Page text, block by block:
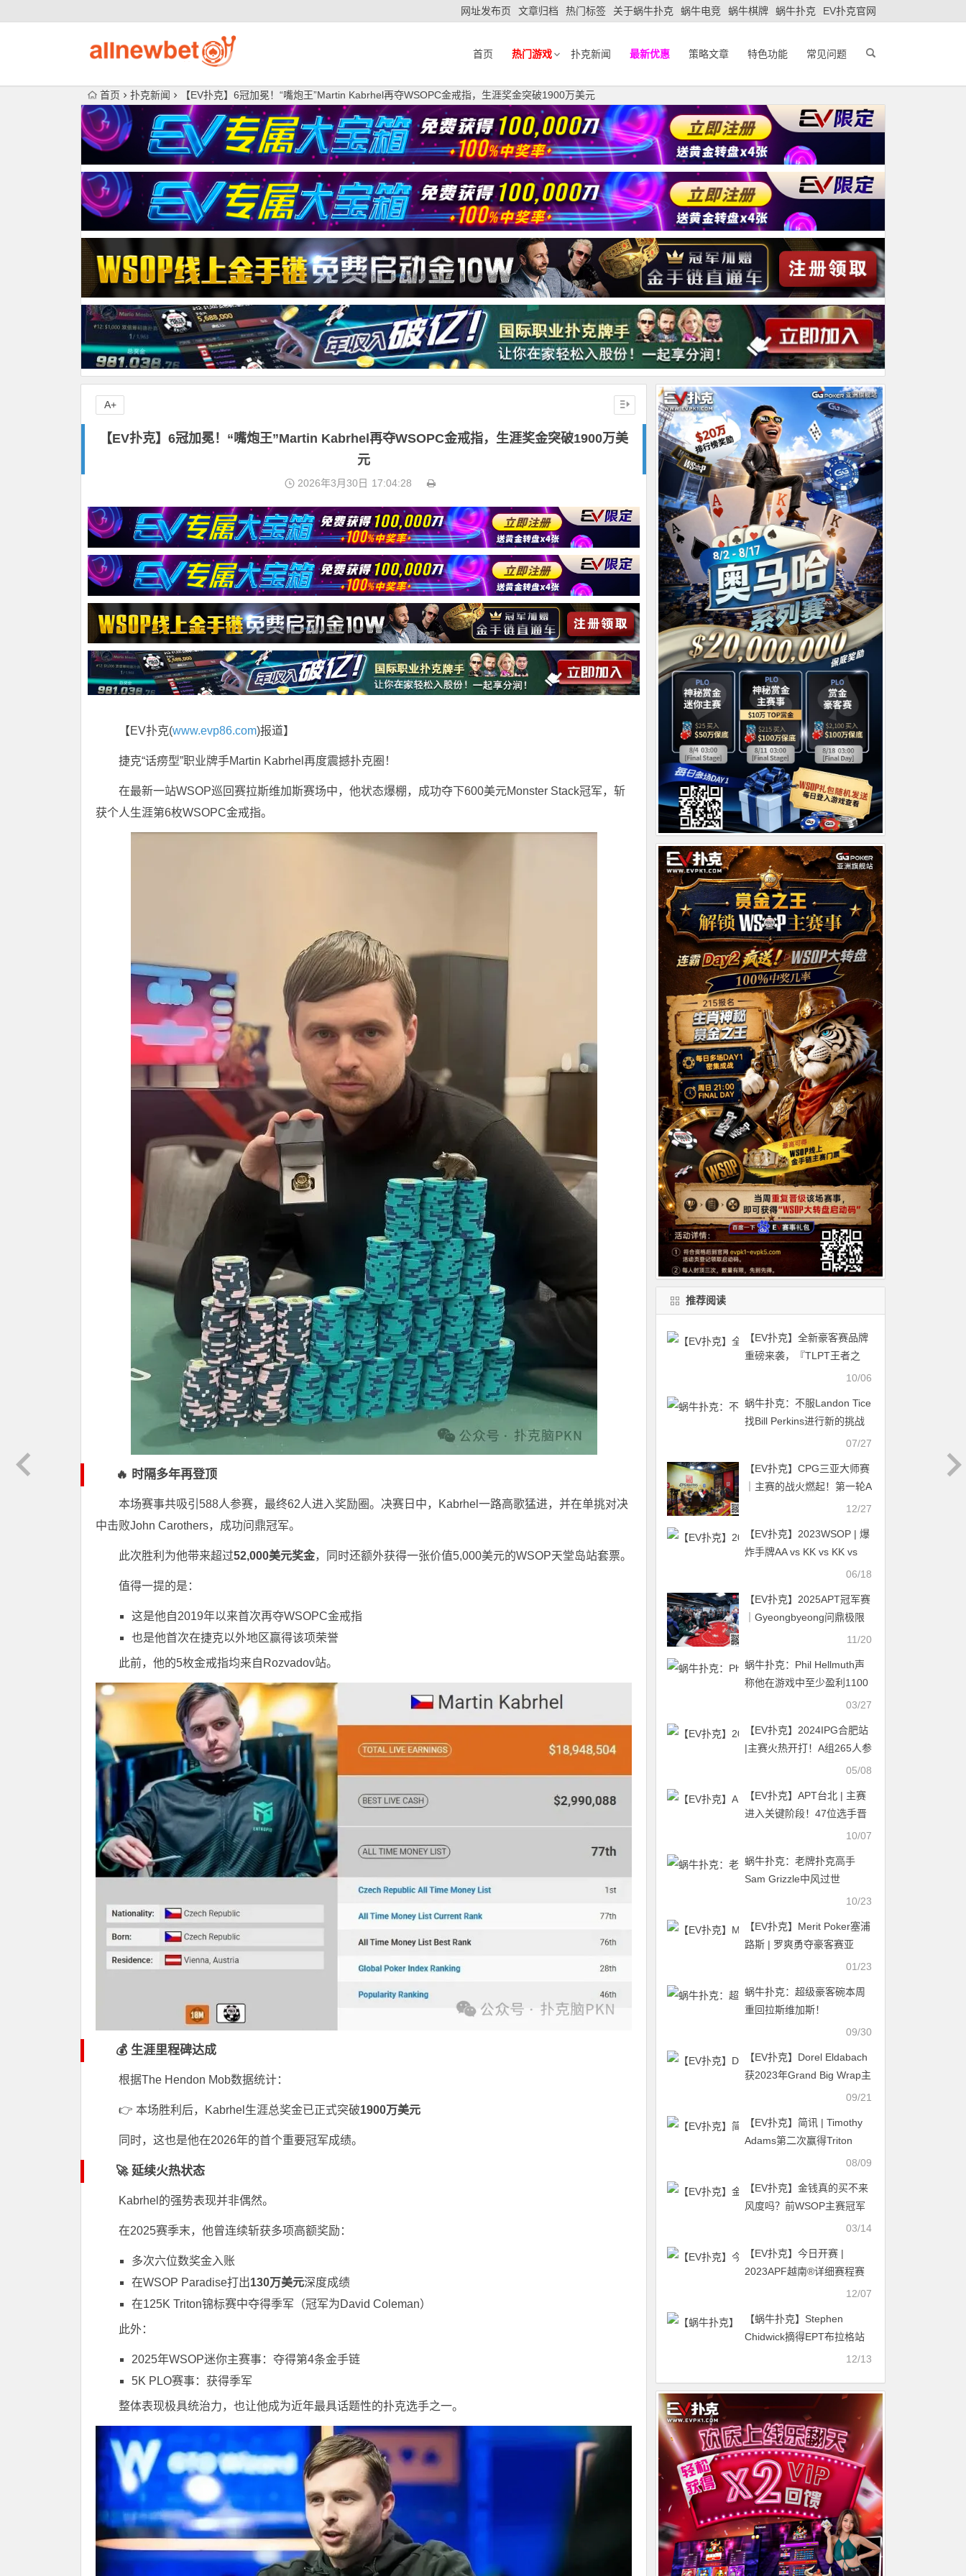
网址发布页 文章归档 热门标签 关于蜗牛扑克 蜗牛电竞 蜗牛棋牌 蜗牛扑克 EV扑克官网
首页 热门游戏 扑克新闻 最新优惠 策略文章 特色功能 常见问题
首页 扑克新闻 【EV扑克】6冠加冕！“嘴炮王”Martin Kabrhel再夺WSOPC金戒指，生涯奖金突破1900万美元
【EV扑克】6冠加冕！“嘴炮王”Martin Kabrhel再夺WSOPC金戒指，生涯奖金突破1900万美
元
2026年3月30日 17:04:28
【EV扑克(www.evp86.com)报道】
捷克“话痨型”职业牌手Martin Kabrhel 再度震撼扑克圈！
在最新一站WSOP巡回赛拉斯维加斯赛场中，他状态爆棚，成功夺下600美元Monster Stack冠军，斩
获个人生涯第6枚WSOPC金戒指。
🔥 时隔多年再登顶
本场赛事共吸引588人参赛，最终62人进入奖励圈。决赛日中，Kabrhel一路高歌猛进，并在单挑对决
中击败John Carothers，成功问鼎冠军。
此次胜利为他带来超过52,000美元奖金，同时还额外获得一张价值5,000美元的WSOP天堂岛站套票。
值得一提的是：
这是他自2019年以来首次再夺WSOPC金戒指
也是他首次在捷克以外地区赢得该项荣誉
此前，他的5枚金戒指均来自Rozvadov站。
💰 生涯里程碑达成
根据The Hendon Mob数据统计：
👉 本场胜利后，Kabrhel生涯总奖金已正式突破1900万美元
同时，这也是他在2026年的首个重要冠军成绩。
🚀 延续火热状态
Kabrhel的强势表现并非偶然。
在2025赛季末，他曾连续斩获多项高额奖励：
多次六位数奖金入账
在WSOP Paradise打出130万美元深度成绩
在125K Triton锦标赛中夺得季军（冠军为David Coleman）
此外：
2025年WSOP迷你主赛事：夺得第4条金手链
5K PLO赛事：获得季军
整体表现极具统治力，也让他成为近年最具话题性的扑克选手之一。
A+
推荐阅读
【EV扑克】全新豪客赛品牌
重磅来袭，『TLPT王者之
路』震撼推出悉尼豪客赛，
10/06
蜗牛扑克：不服Landon Tice
找Bill Perkins进行新的挑战
07/27
【EV扑克】CPG三亚大师赛
｜主赛的战火燃起！第一轮A
组487人参赛230人晋级，刘
12/27
【EV扑克】2023WSOP | 爆
炸手牌AA vs KK vs KK vs
06/18
【EV扑克】2025APT冠军赛
｜Gyeongbyeong问鼎极限
深筹冠军赛斩获个人最佳战
11/20
蜗牛扑克：Phil Hellmuth声
称他在游戏中至少盈利1100
03/27
【EV扑克】2024IPG合肥站
|主赛火热开打！A组265人参
赛73人晋级，选手江明05/08
【EV扑克】APT台北 | 主赛
进入关键阶段！47位选手晋
级，新加坡选手Abraham10/07
蜗牛扑克：老牌扑克高手
Sam Grizzle中风过世
10/23
【EV扑克】Merit Poker塞浦
路斯 | 罗爽勇夺豪客赛亚
军，魏国梁、罗曦湘分别获
01/23
蜗牛扑克：超级豪客碗本周
重回拉斯维加斯！
09/30
【EV扑克】Dorel Eldabach
获2023年Grand Big Wrap主
赛冠军 第八届扑克大师赛于
09/21
【EV扑克】简讯 | Timothy
Adams第二次赢得Triton
Poker主赛事冠军（420 万美
08/09
【EV扑克】金钱真的买不来
风度吗？前WSOP主赛冠军
朝荷官扔包引起热烈争议03/14
【EV扑克】今日开赛 |
2023APF越南®详细赛程赛
制发布（12月7日-13日）12/07
【蜗牛扑克】Stephen
Chidwick摘得EPT布拉格站
12/13